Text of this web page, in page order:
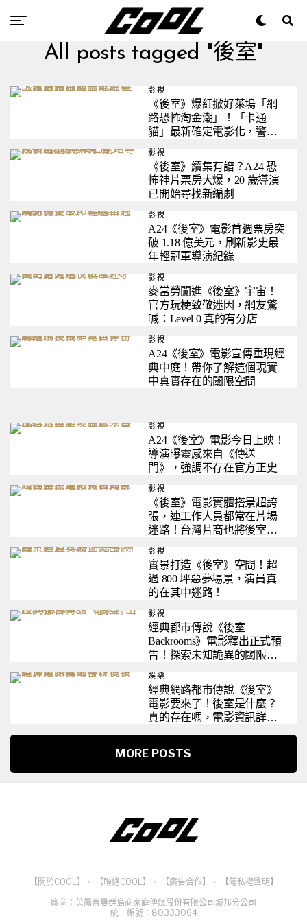
All posts tagged "後室"
影視
《後室》爆紅掀好萊塢「網
路恐怖淘金潮」！「卡通
貓」最新確定電影化，警笛
影視
《後室》續集有譜？A24 恐
怖神片票房大爆，20 歲導演
已開始尋找新編劇
影視
A24《後室》電影首週票房突
破 1.18 億美元，刷新影史最
年輕冠軍導演紀錄
影視
麥當勞闖進《後室》宇宙！
官方玩梗致敬迷因，網友驚
喊：Level 0 真的有分店
影視
A24《後室》電影宣傳重現經
典中庭！帶你了解這個現實
中真實存在的閾限空間
影視
A24《後室》電影今日上映！
導演曝靈感來自《傳送
門》，強調不存在官方正史
影視
《後室》電影實體搭景超誇
張，連工作人員都常在片場
迷路！台灣片商也將後室搬
影視
實景打造《後室》空間！超
過 800 坪惡夢場景，演員真
的在其中迷路！
影視
經典都市傳說《後室
Backrooms》電影釋出正式預
告！探索未知詭異的閾限空
娛樂
經典網路都市傳說《後室》
電影要來了！後室是什麼？
真的存在嗎，電影資訊詳細
MORE POSTS
【關於COOL】 、 【聯絡COOL】 、 【廣告合作】 、
【隱私權聲明】
廠商：英屬蓋曼群島商家庭傳媒股份有限公司城邦分公司
統一編號：80333064